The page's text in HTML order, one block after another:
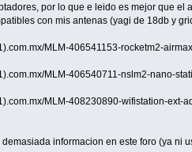
por lo que e leido es mejor que
con mis antenas (yagi de 18db y
MLM-406541153-rocketm2-
MLM-406540711-nslm2-nano-
MLM-408230890-wifistation-ext-
informacion en este foro (ya ni